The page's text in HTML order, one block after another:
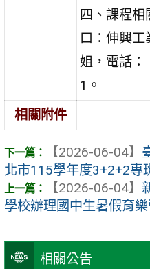
相關公告
四、課程
口：伸興
姐，電話
1。
相關附件
【2026-06-04】
北市115學年度3+2+2專
【2026-06-04】
學校辦理國中生暑假育